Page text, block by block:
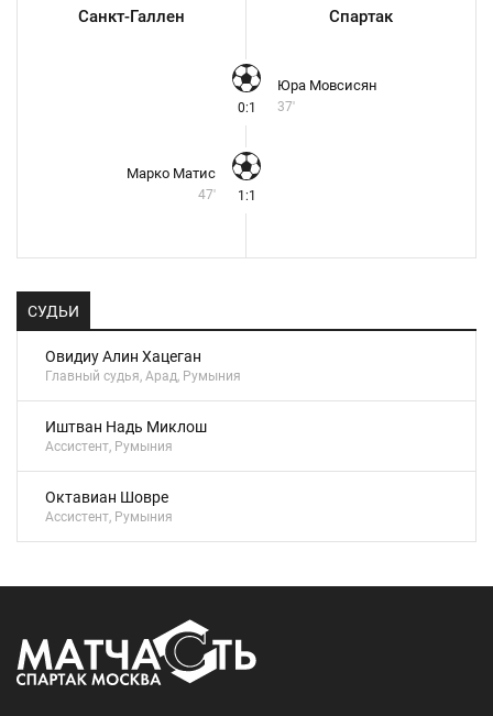
Санкт-Галлен Спартак
0:1
Юра Мовсисян
37'
Марко Матис
47' 1:1
СУДЬИ
Овидиу Алин Хацеган
Главный судья, Арад, Румыния
Иштван Надь Миклош
Ассистент, Румыния
Октавиан Шовре
Ассистент, Румыния